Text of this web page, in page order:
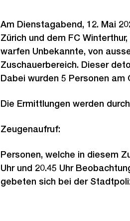
Am Dienstagabend, 12. Mai
Zürich und dem FC
warfen Unbekannte, von
Zuschauerbereich. Dieser
Dabei wurden 5 Personen am
Die Ermittlungen werden
Zeugenaufruf:
Personen, welche in diesem
Uhr und 20.45 Uhr
gebeten sich bei der